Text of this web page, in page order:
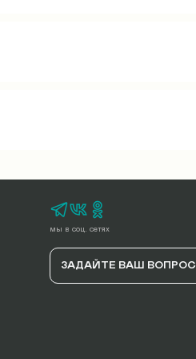
мы в соц. сетях
ЗАДАЙТЕ ВАШ ВОПРОС